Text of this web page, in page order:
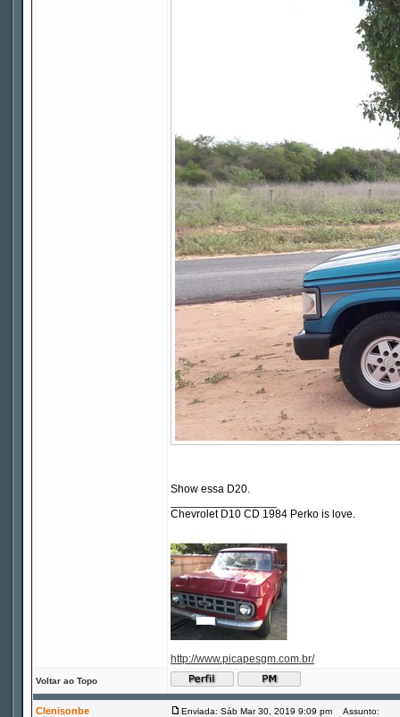
Show essa D20.
Chevrolet D10 CD 1984 Perko is love.
http://www.picapesgm.com.br/
Voltar ao Topo
Clenisonbe Enviada: Sáb Mar 30, 2019 9:09 pm Assunto: